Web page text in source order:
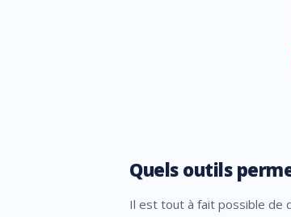
Quels outils
Il est tout à fait possible de